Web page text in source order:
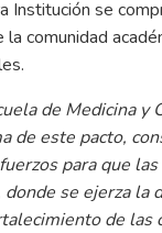
se
comunidad
de Medicina
de este pacto,
para que
se ejerza la
de las